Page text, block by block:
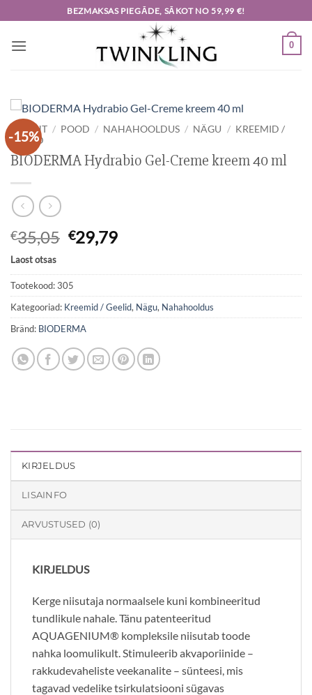
to
content
BEZMAKSAS PIEGĀDE, SĀKOT NO 59,99 €!
0
-15%
ESILEHT / POOD / NAHAHOOLDUS / NÄGU / KREEMID /
GEELID
BIODERMA Hydrabio Gel-Creme kreem 40 ml
€35,05 Algne
hind
oli:
€35,05.
€29,79Current
is:
Laost otsas
Tootekood:305
Kategooriad: Kreemid / Geelid, Nägu, Nahahooldus
Bränd: BIODERMA
KIRJELDUS
LISAINFO
ARVUSTUSED (0)
KIRJELDUS
Kerge niisutaja normaalsele kuni kombineeritud
tundlikule nahale. Tänu patenteeritud
AQUAGENIUM® kompleksile niisutab toode
nahka loomulikult. Stimuleerib akvaporiinide –
rakkudevaheliste veekanalite – sünteesi, mis
tagavad vedelike tsirkulatsiooni sügavas